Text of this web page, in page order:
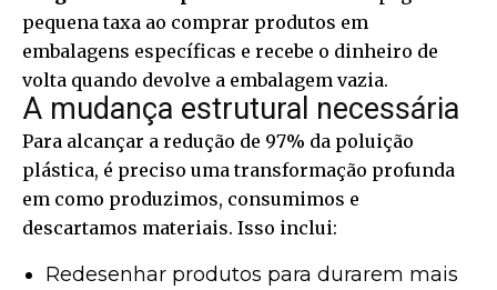
pequena taxa ao comprar produtos em
embalagens específicas e recebe o dinheiro de
volta quando devolve a embalagem vazia.
A mudança estrutural necessária
Para alcançar a redução de 97% da poluição
plástica, é preciso uma transformação profunda
em como produzimos, consumimos e
descartamos materiais. Isso inclui:
Redesenhar produtos para durarem mais